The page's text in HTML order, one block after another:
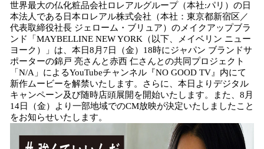
！
数
を
読
込
み
中
で
す
世界最大の仏化粧品会社ロレアルグループ（本社:パリ）の日
本法人である日本ロレアル株式会社（本社：東京都新宿区／
代表取締役社長 ジェローム・ブリュア）のメイクアップブラ
ンド「MAYBELLINE NEW YORK（以下、メイベリン ニュー
ヨーク）」は、本日8月7日（金）18時にジャパン ブランドサ
ポーターの錦戸 亮さんと赤西 仁さんとの共同プロジェクト
「N/A」によるYouTubeチャンネル『NO GOOD TV』内にて
新作ムービーを解禁いたします。さらに、本日よりデジタル
キャンペーン及び随時店頭展開を開始いたします。また、8月
14日（金）より一部地域でのCM放映が決定いたしましたこと
をお知らせいたします。